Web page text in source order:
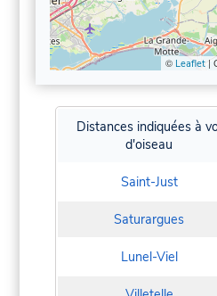
© Leaflet|
Distances indiquées à
d'oiseau
Saint-Just
Saturargues
Lunel-Viel